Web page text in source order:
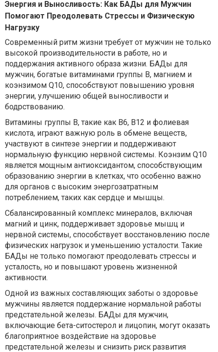
Энергия и Выносливость: Как БАДы для Мужчин
Помогают Преодолевать Стрессы и Физическую
Нагрузку
Современный ритм жизни требует от мужчин не только
высокой производительности в работе, но и
поддержания активного образа жизни. БАДы для
мужчин, богатые витаминами группы B, магнием и
коэнзимом Q10, способствуют повышению уровня
энергии, улучшению общей выносливости и
бодрствованию.
Витамины группы B, такие как B6, B12 и фолиевая
кислота, играют важную роль в обмене веществ,
участвуют в синтезе энергии и поддерживают
нормальную функцию нервной системы. Коэнзим Q10
является мощным антиоксидантом, способствующим
образованию энергии в клетках, что особенно важно
для органов с высоким энергозатратным
потреблением, таких как сердце и мышцы.
Сбалансированный комплекс минералов, включая
магний и цинк, поддерживает здоровье мышц и
нервной системы, способствует восстановлению после
физических нагрузок и уменьшению усталости. Такие
БАДы не только помогают преодолевать стрессы и
усталость, но и повышают уровень жизненной
активности.
Одной из важных составляющих заботы о здоровье
мужчины является поддержание нормальной работы
предстательной железы. БАДы для мужчин,
включающие бета-ситостерол и лицопин, могут оказать
благоприятное воздействие на здоровье
предстательной железы и снизить риск развития